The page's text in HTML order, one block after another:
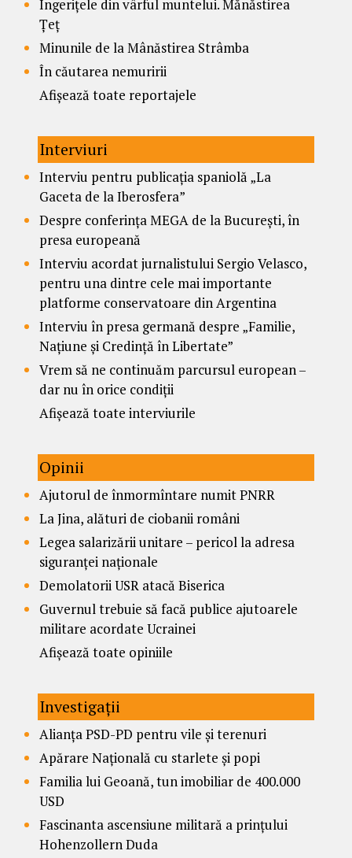
Îngerițele din vârful muntelui. Mănăstirea
Țeț
Minunile de la Mânăstirea Strâmba
În căutarea nemuririi
Afișează toate reportajele
Interviuri
Interviu pentru publicația spaniolă „La
Gaceta de la Iberosfera”
Despre conferința MEGA de la București, în
presa europeană
Interviu acordat jurnalistului Sergio Velasco,
pentru una dintre cele mai importante
platforme conservatoare din Argentina
Interviu în presa germană despre „Familie,
Națiune și Credință în Libertate”
Vrem să ne continuăm parcursul european –
dar nu în orice condiții
Afișează toate interviurile
Opinii
Ajutorul de înmormîntare numit PNRR
La Jina, alături de ciobanii români
Legea salarizării unitare – pericol la adresa
siguranței naționale
Demolatorii USR atacă Biserica
Guvernul trebuie să facă publice ajutoarele
militare acordate Ucrainei
Afișează toate opiniile
Investigații
Alianța PSD-PD pentru vile și terenuri
Apărare Națională cu starlete și popi
Familia lui Geoană, tun imobiliar de 400.000
USD
Fascinanta ascensiune militară a prințului
Hohenzollern Duda